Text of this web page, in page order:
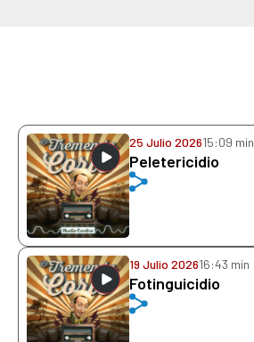
25 Julio 202615:09 min
Peletericidio
19 Julio 202616:43 min
Fotinguicidio